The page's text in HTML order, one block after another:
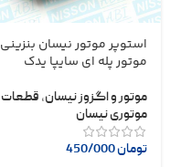
استوپر موتور نیسان بنزینی
موتور پله ای سایپا یدک
موتور و اگزوز نیسان, قطعات
موتوری نیسان
تومان